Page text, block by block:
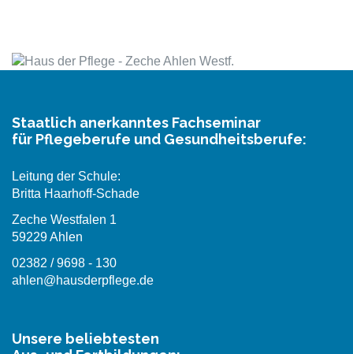
Staatlich anerkanntes Fachseminar
für Pflegeberufe und Gesundheitsberufe:
Leitung der Schule:
Britta Haarhoff-Schade
Zeche Westfalen 1
59229 Ahlen
02382 / 9698 - 130
ahlen@hausderpflege.de
Unsere beliebtesten